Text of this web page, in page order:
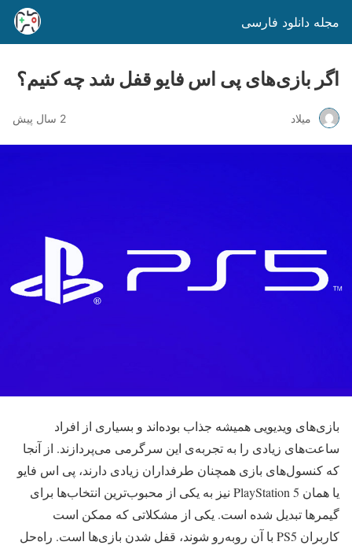
مجله دانلود فارسی
اگر بازی‌های پی اس فایو قفل شد چه کنیم؟
میلاد 2 سال پیش
بازی‌های ویدیویی همیشه جذاب بوده‌اند و بسیاری از افراد
ساعت‌های زیادی را به تجربه‌ی این سرگرمی می‌پردازند. از آنجا
که کنسول‌های بازی همچنان طرفداران زیادی دارند، پی اس فایو
یا همان PlayStation 5 نیز به یکی از محبوب‌ترین انتخاب‌ها برای
گیمرها تبدیل شده است. یکی از مشکلاتی که ممکن است
کاربران PS5 با آن روبه‌رو شوند، قفل شدن بازی‌ها است. راه‌حل